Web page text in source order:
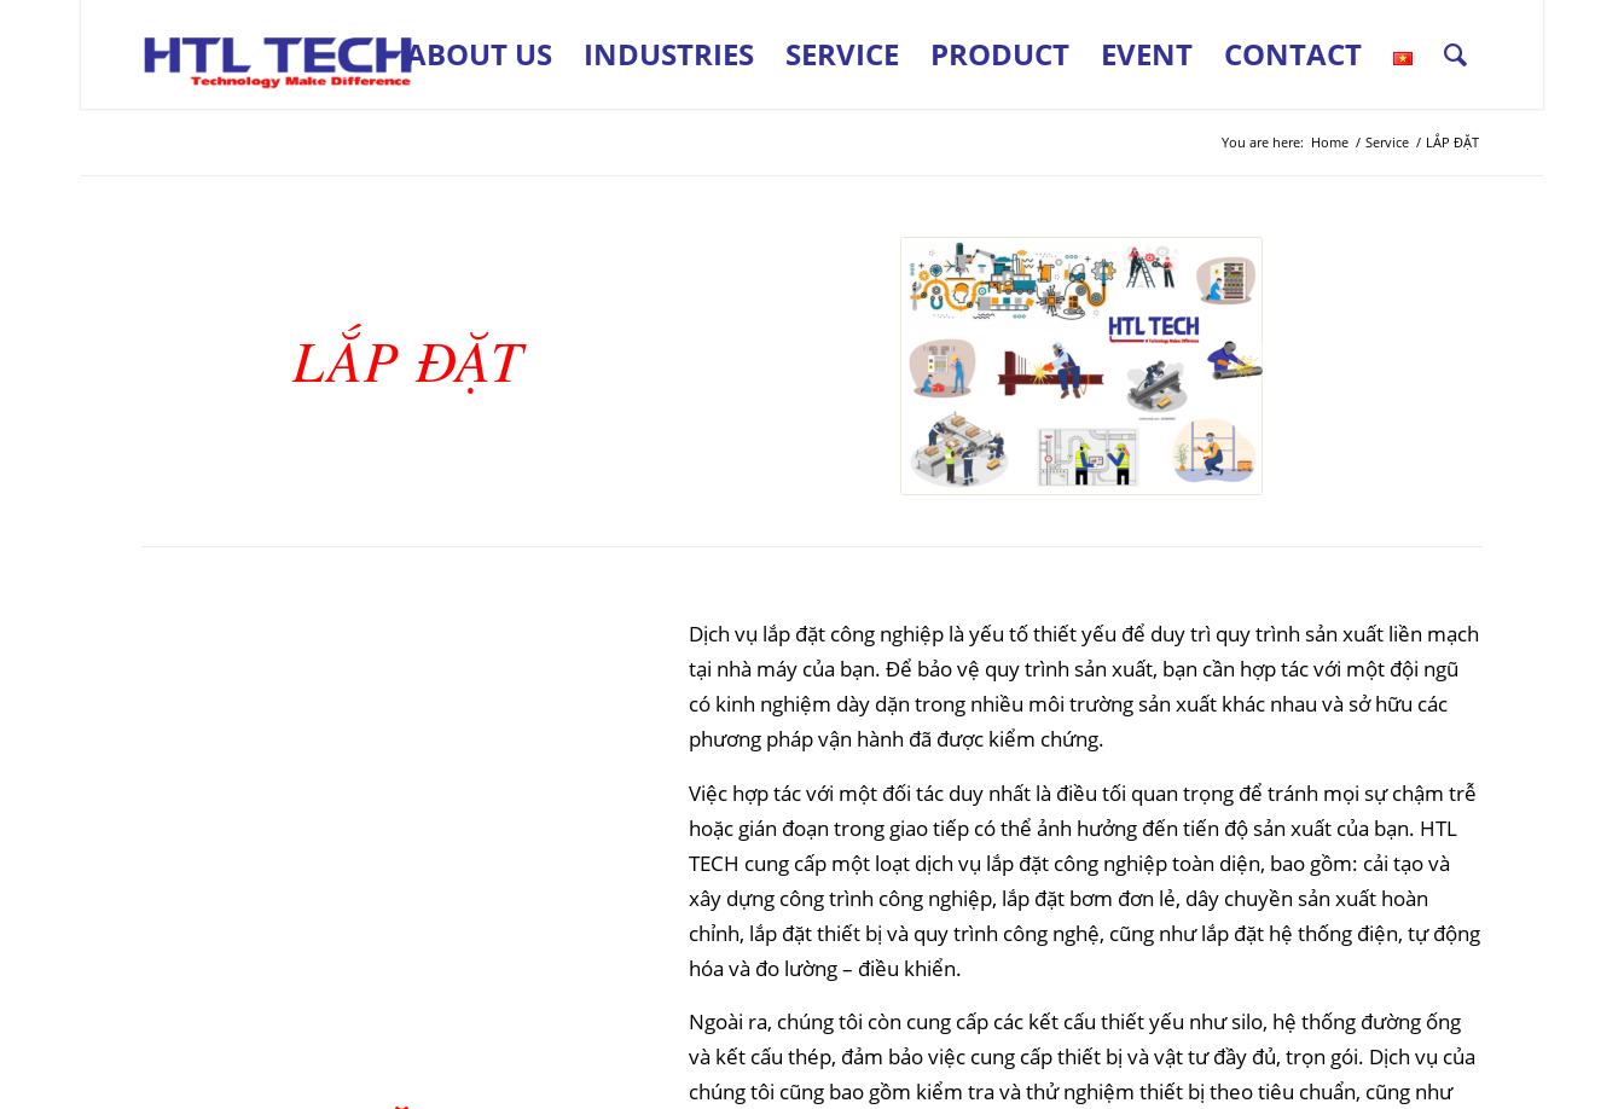
ABOUT US INDUSTRIES SERVICE PRODUCT EVENT CONTACT
You are here: Home / Service / LẮP ĐẶT
LẮP ĐẶT
Dịch vụ lắp đặt công nghiệp là yếu tố thiết yếu để duy trì quy trình sản xuất liền mạch
tại nhà máy của bạn. Để bảo vệ quy trình sản xuất, bạn cần hợp tác với một đội ngũ
có kinh nghiệm dày dặn trong nhiều môi trường sản xuất khác nhau và sở hữu các
phương pháp vận hành đã được kiểm chứng.
Việc hợp tác với một đối tác duy nhất là điều tối quan trọng để tránh mọi sự chậm trễ
hoặc gián đoạn trong giao tiếp có thể ảnh hưởng đến tiến độ sản xuất của bạn. HTL
TECH cung cấp một loạt dịch vụ lắp đặt công nghiệp toàn diện, bao gồm: cải tạo và
xây dựng công trình công nghiệp, lắp đặt bơm đơn lẻ, dây chuyền sản xuất hoàn
chỉnh, lắp đặt thiết bị và quy trình công nghệ, cũng như lắp đặt hệ thống điện, tự động
hóa và đo lường – điều khiển.
Ngoài ra, chúng tôi còn cung cấp các kết cấu thiết yếu như silo, hệ thống đường ống
và kết cấu thép, đảm bảo việc cung cấp thiết bị và vật tư đầy đủ, trọn gói. Dịch vụ của
chúng tôi cũng bao gồm kiểm tra và thử nghiệm thiết bị theo tiêu chuẩn, cũng như